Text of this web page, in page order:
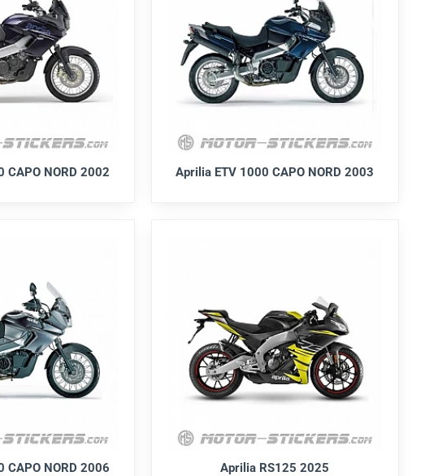
CAPO NORD 2002 Aprilia ETV 1000 CAPO NORD 2003
CAPO NORD 2006 Aprilia RS125 2025